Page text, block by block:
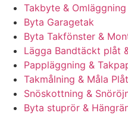
Takbyte & Omläggning
Byta Garagetak
Byta Takfönster &
Lägga Bandtäckt plåt
Pappläggning &
Takmålning & Måla
Snöskottning &
Byta stuprör &